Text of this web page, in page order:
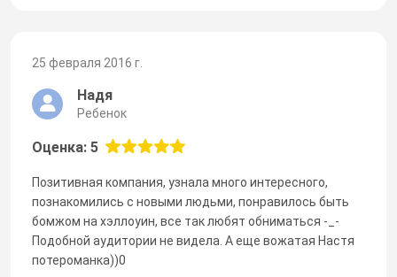
25 февраля 2016 г.
Надя
Ребенок
Оценка: 5
Позитивная компания, узнала много интересного,
познакомились с новыми людьми, понравилось быть
бомжом на хэллоуин, все так любят обниматься -_-
Подобной аудитории не видела. А еще вожатая Настя
потероманка))0